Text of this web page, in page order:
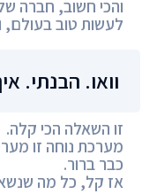
והכי חשוב, חברה
לעשות טוב
וואו. הבנתי.
זו השאלה הכי קלה.
מערכת נוחה זו
כבר ברור.
אז קל, כל מה